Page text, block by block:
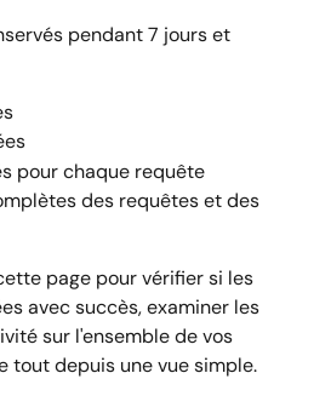
pendant 7 jours et
pour chaque requête
des requêtes et des
page pour vérifier si les
avec succès, examiner les
sur l'ensemble de vos
tout depuis une vue simple.